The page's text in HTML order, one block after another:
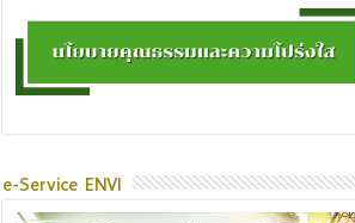
e-Service ENVI